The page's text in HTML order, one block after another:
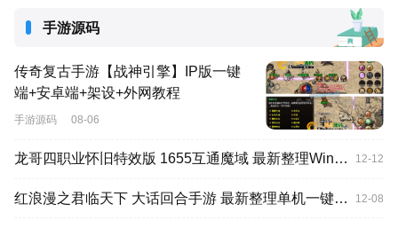
手游源码
传奇复古手游【战神引擎】IP版一键
端+安卓端+架设+外网教程
手游源码 08-06
龙哥四职业怀旧特效版 1655互通魔域 最新整理Win系半手工服务端+本地验证+本地注册+全套工具 12-12
红浪漫之君临天下 大话回合手游 最新整理单机一键即玩镜像端+Linux手工服务端+安卓苹果双端+运营后台 12-08